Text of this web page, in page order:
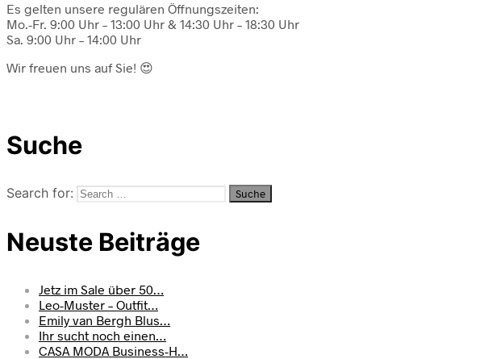
Es gelten unsere regulären Öffnungszeiten:
Mo.-Fr. 9:00 Uhr – 13:00 Uhr & 14:30 Uhr – 18:30 Uhr
Sa. 9:00 Uhr – 14:00 Uhr
Wir freuen uns auf Sie! 😍
Suche
Search for:
Neuste Beiträge
Jetz im Sale über 50…
Leo-Muster – Outfit…
Emily van Bergh Blus…
Ihr sucht noch einen…
CASA MODA Business-H…